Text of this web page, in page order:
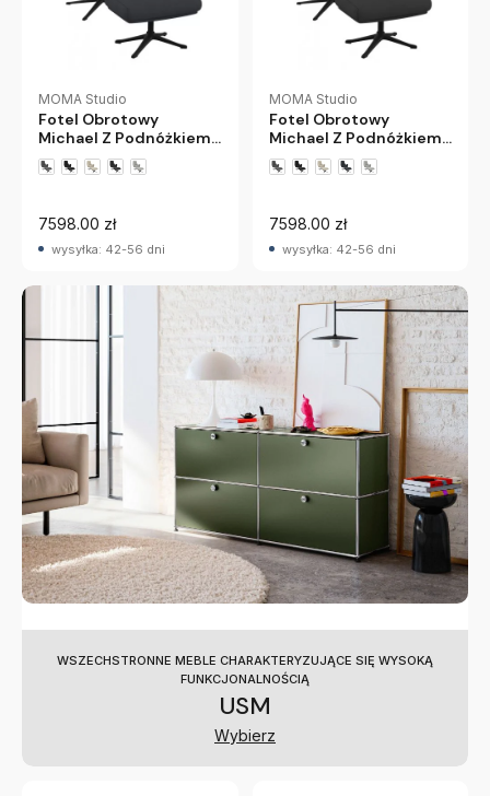
MOMA Studio
Fotel Obrotowy
Michael Z Podnóżkiem
Crown Blue
7598.00 zł
wysyłka: 42-56 dni
MOMA Studio
Fotel Obrotowy
Michael Z Podnóżkiem
Steel Grey
7598.00 zł
wysyłka: 42-56 dni
WSZECHSTRONNE MEBLE CHARAKTERYZUJĄCE SIĘ WYSOKĄ
FUNKCJONALNOŚCIĄ
USM
Wybierz